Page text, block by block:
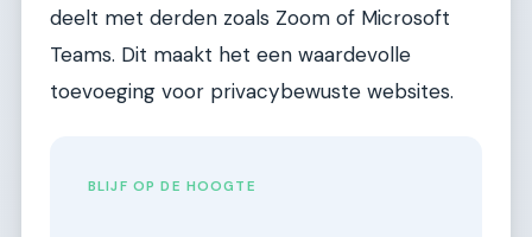
deelt met derden zoals Zoom of Microsoft
Teams. Dit maakt het een waardevolle
toevoeging voor privacybewuste websites.
BLIJF OP DE HOOGTE